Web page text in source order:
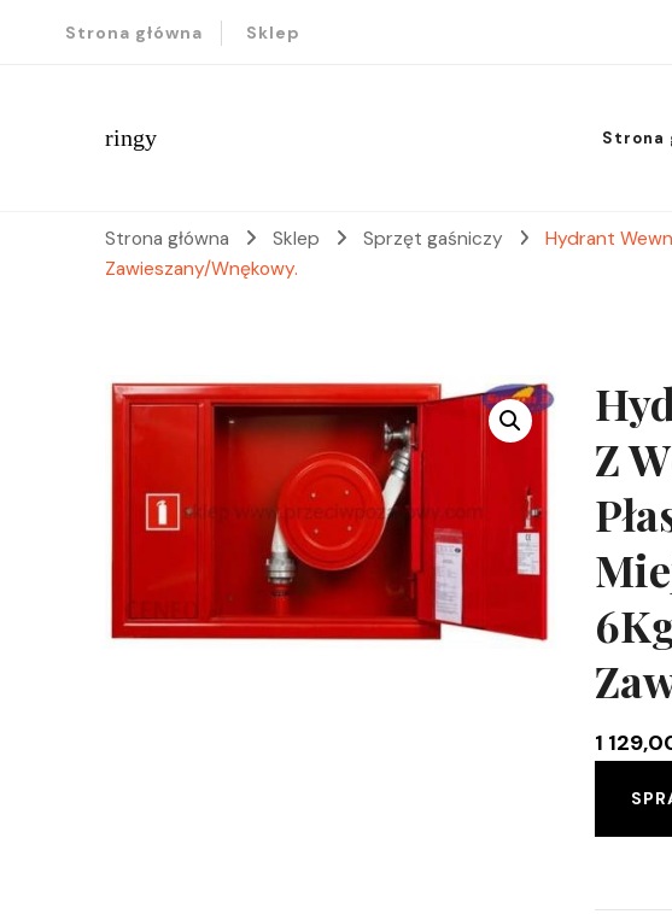
Strona główna Sklep
ringy Strona
Strona główna Sklep Sprzęt gaśniczy
Hydrant
Zawieszany/Wnękowy.
Z
1